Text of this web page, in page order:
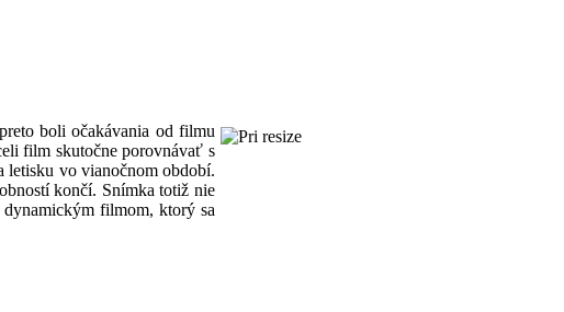
boli očakávania od filmu
film skutočne porovnávať s
letisku vo vianočnom období.
končí. Snímka totiž nie
filmom, ktorý sa